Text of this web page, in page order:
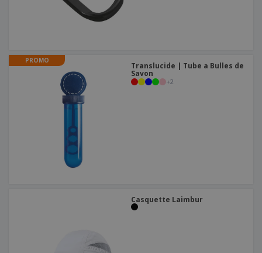
PROMO
Translucide | Tube a Bulles de
Savon
+2
Casquette Laimbur